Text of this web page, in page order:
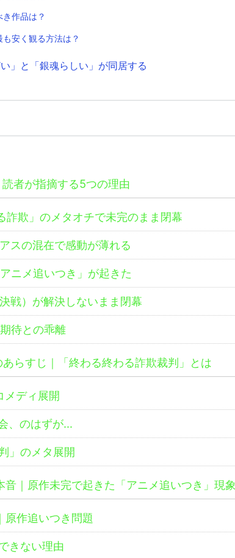
作品は？
安く観る方法は？
」と「銀魂らしい」が同居する
者が指摘する5つの理由
欺」のメタオチで未完のまま閉幕
スの混在で感動が薄れる
ニメ追いつき」が起きた
戦）が解決しないまま閉幕
待との乖離
らすじ｜「終わる終わる詐欺裁判」とは
メディ展開
、のはずが…
」のメタ展開
｜原作未完で起きた「アニメ追いつき」現象
原作追いつき問題
きない理由